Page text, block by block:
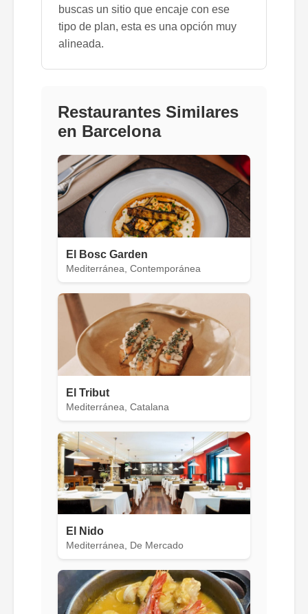
buscas un sitio que encaje con ese
tipo de plan, esta es una opción muy
alineada.
Restaurantes Similares
en Barcelona
El Bosc Garden
Mediterránea, Contemporánea
El Tribut
Mediterránea, Catalana
El Nido
Mediterránea, De Mercado